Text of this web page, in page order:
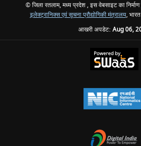
© जिला रतलाम, मध्य प्रदेश , इस वेबसाइट का निर्माण
इलेक्ट्रानिक्स एवं सूचना प्रौद्योगिकी मंत्रालय,
आखरी अपडेट: Aug 06,